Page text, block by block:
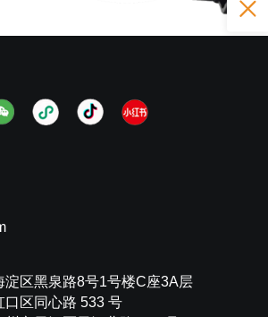
淀区黑泉路8号1号楼C座3A层
口区同心路 533 号